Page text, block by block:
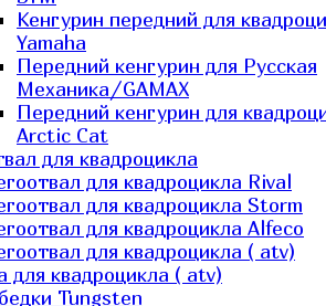
Кенгурин передний для
Yamaha
Передний кенгурин для Русская
Механика/GAMAX
Передний кенгурин для
Arctic Cat
для квадроцикла
для квадроцикла Rival
для квадроцикла Storm
для квадроцикла Alfeco
для квадроцикла ( atv)
для квадроцикла ( atv)
Tungsten